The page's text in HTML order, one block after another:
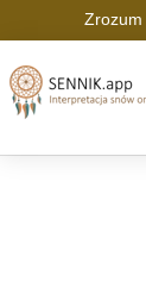
Zrozum